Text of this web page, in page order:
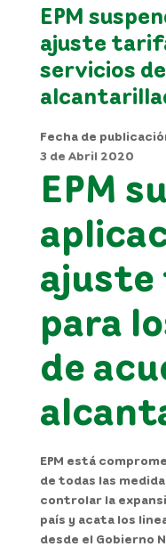
EPM
ajuste
servicios
Fecha de
3 de Abril 2020
EPM
para
de
EPM está
de todas las
controlar la
país y acata los
desde el Gobierno